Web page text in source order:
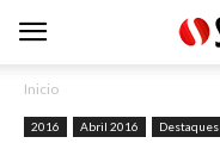
Inicio
2016 Abril 2016 Destaques